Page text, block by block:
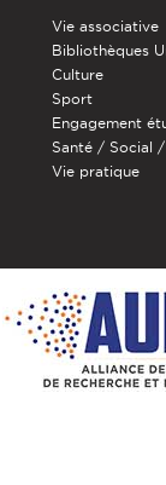
Vie associative
Bibliothèques
Culture
Sport
Engagement
Santé / Social
Vie pratique